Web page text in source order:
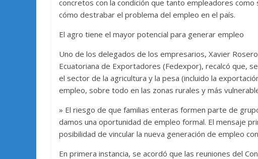
concretos con la condición que tanto empleadores
cómo destrabar el problema del empleo en el país.
El agro tiene el mayor potencial para generar empleo
Uno de los delegados de los empresarios, Xavier
Ecuatoriana de Exportadores (Fedexpor), recalcó que,
el sector de la agricultura y la pesa (incluido la
empleo, sobre todo en las zonas rurales y más
» El riesgo de que familias enteras formen parte de
damos una oportunidad de empleo formal. El mensaje
posibilidad de vincular la nueva generación de empleo
En primera instancia, se acordó que las reuniones del